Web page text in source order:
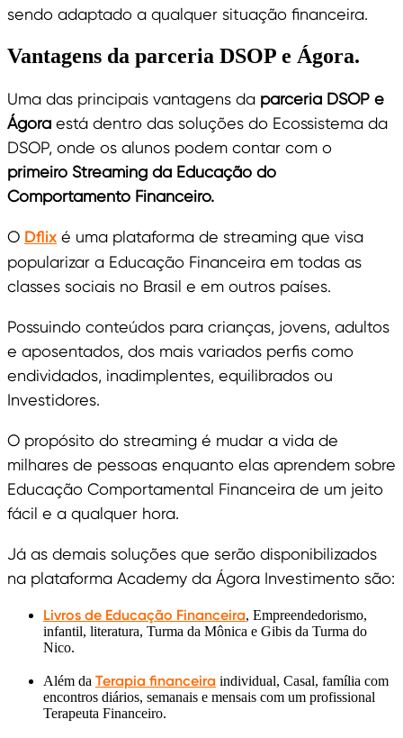
sendo adaptado a qualquer situação financeira.
Vantagens da parceria DSOP e Ágora.
Uma das principais vantagens da parceria DSOP e
Ágora está dentro das soluções do Ecossistema da
DSOP, onde os alunos podem contar com o
primeiro Streaming da Educação do
Comportamento Financeiro.
O ​​Dflix é uma plataforma de streaming que visa
popularizar a Educação Financeira em todas as
classes sociais no Brasil e em outros países.
Possuindo conteúdos para crianças, jovens, adultos
e aposentados, dos mais variados perfis como
endividados, inadimplentes, equilibrados ou
Investidores.
O propósito do streaming é mudar a vida de
milhares de pessoas enquanto elas aprendem sobre
Educação Comportamental Financeira de um jeito
fácil e a qualquer hora.
Já as demais soluções que serão disponibilizados
na plataforma Academy da Ágora Investimento são:
Livros de Educação Financeira, Empreendedorismo,
infantil, literatura, Turma da Mônica e Gibis da Turma do
Nico.
Além da Terapia financeira individual, Casal, família com
encontros diários, semanais e mensais com um profissional
Terapeuta Financeiro.